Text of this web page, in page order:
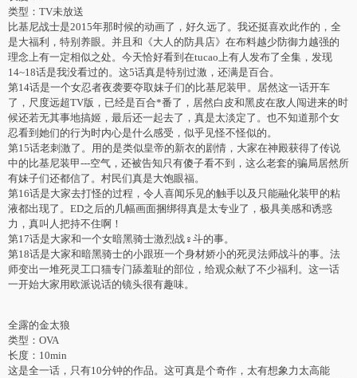
类型：TV未放送
比基尼战士是2015年那时候的动画了，好久远了。我还挺喜欢此作的，全
是大福利，特别养眼。并且和《大人的防具店》在布料越少防御力越强的
理念上有一定相似之处。今天恰好看到在tucao上有人发布了全集，发现
14~18话是我没看过的。这5话真是特别过激，还满是百合。
第14话是一个女忍者夜袭要夺取妹子们的比基尼装甲。居然这一话开车
了，尺度远超TV版，已经是百合*番了，居然白皮和黑皮在敌人闯进来的时
候还若无其事地搞姬，最后还一起去了，真是太淡定了。也不知道那个女
忍看到她们的行为时内心是什么感受，似乎见怪不怪似的。
第15话老刺激了。用的是类似皇帝的新衣的剧情，大家在神殿获得了传说
中的比基尼装甲---空气，还被告知只有傻子看不到，这么老套的骗局居然所
有妹子们还都信了。村民们真是大饱眼福。
第16话是大家去打怪的过程，令人喜闻乐见的触手以及只能融化装甲的粘
液都出现了。ED之后的几幅画面捆绑得真是太专业了，极具美感和诱惑
力，真叫人把持不住啊！
第17话是大家和一个女暗黑骑士激烈战♀斗的事。
第18话是大家和暗黑骑士的小跟班一个身材娇小的死灵法师战斗的事。法
师变出一堆死灵工口猫专门舔羞耻的部位，给观众献了不少福利。这一话
一开始大家用欧派说话的镜头很有趣味。
全露的金太狼
类型：OVA
长度：10min
这是全一话，只有10分钟的作品。这可真是个奇作，太有想象力太高能